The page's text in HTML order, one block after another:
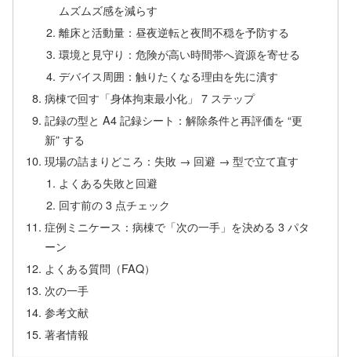
ムズムズ感を減らす
離床と活動量：昼夜逆転と夜間不穏を予防する
環境と見守り：危険が高い時間帯へ資源を寄せる
デバイス周囲：触りたくなる理由を先に潰す
病棟で回す「身体拘束最小化」 7 ステップ
記録の型と A4 記録シート：解除条件と再評価を “更
新” する
現場の詰まりどころ：失敗 → 回避 → 型で立て直す
よくある失敗と回避
回す前の 3 点チェック
症例ミニケース：病棟で「次の一手」を決める 3 パタ
ーン
よくある質問（FAQ）
次の一手
参考文献
著者情報